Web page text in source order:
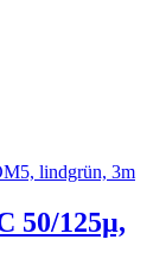
50/125µ,